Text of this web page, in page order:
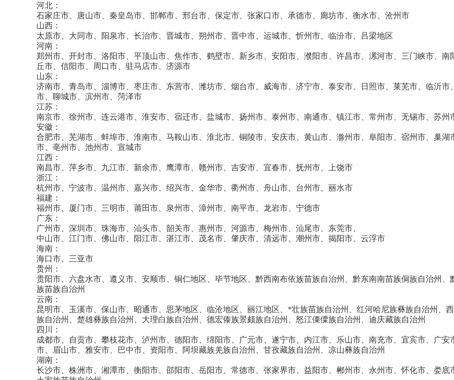
河北：
石家庄市、唐山市、秦皇岛市、邯郸市、邢台市、保定市、张家口市、承德市、廊坊市、衡水市、沧州市
山西：
太原市、大同市、阳泉市、长治市、晋城市、朔州市、晋中市、运城市、忻州市、临汾市、吕梁地区
河南：
郑州市、开封市、洛阳市、平顶山市、焦作市、鹤壁市、新乡市、安阳市、濮阳市、许昌市、漯河市、三门峡市、南
丘市、信阳市、周口市、驻马店市、济源市
山东：
济南市、青岛市、淄博市、枣庄市、东营市、潍坊市、烟台市、威海市、济宁市、泰安市、日照市、莱芜市、临沂市
市、聊城市、滨州市、菏泽市
江苏：
南京市、徐州市、连云港市、淮安市、宿迁市、盐城市、扬州市、泰州市、南通市、镇江市、常州市、无锡市、苏州
安徽：
合肥市、芜湖市、蚌埠市、淮南市、马鞍山市、淮北市、铜陵市、安庆市、黄山市、滁州市、阜阳市、宿州市、巢湖
市、亳州市、池州市、宣城市
江西：
南昌市、萍乡市、九江市、新余市、鹰潭市、赣州市、吉安市、宜春市、抚州市、上饶市
浙江：
杭州市、宁波市、温州市、嘉兴市、绍兴市、金华市、衢州市、舟山市、台州市、丽水市
福建：
福州市、厦门市、三明市、莆田市、泉州市、漳州市、南平市、龙岩市、宁德市
广东：
广州市、深圳市、珠海市、汕头市、韶关市、惠州市、河源市、梅州市、汕尾市、东莞市、
中山市、江门市、佛山市、阳江市、湛江市、茂名市、肇庆市、清远市、潮州市、揭阳市、云浮市
海南：
海口市、三亚市
贵州：
贵阳市、六盘水市、遵义市、安顺市、铜仁地区、毕节地区、黔西南布依族苗族自治州、黔东南南苗族侗族自治州、
族苗族自治州
云南：
昆明市、玉溪市、保山市、昭通市、思茅地区、临沧地区、丽江地区、*壮族苗族自治州、红河哈尼族彝族自治州、
族自治州、楚雄彝族自治州、大理白族自治州、德宏傣族景颇族自治州、怒江傈僳族自治州、迪庆藏族自治州
四川：
成都市、自贡市、攀枝花市、泸州市、德阳市、绵阳市、广元市、遂宁市、内江市、乐山市、南充市、宜宾市、广安
市、眉山市、雅安市、巴中市、资阳市、阿坝藏族羌族自治州、甘孜藏族自治州、凉山彝族自治州
湖南：
长沙市、株洲市、湘潭市、衡阳市、邵阳市、岳阳市、常德市、张家界市、益阳市、郴州市、永州市、怀化市、娄底